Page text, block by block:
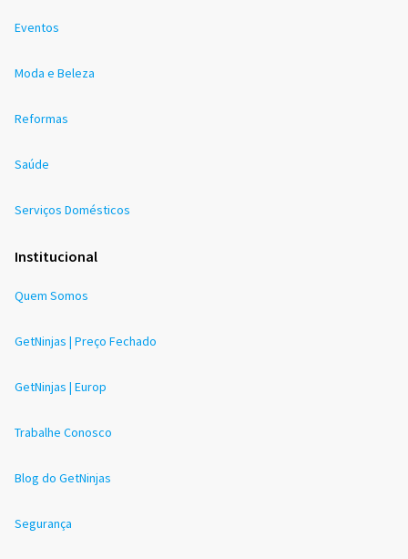
Eventos
Moda e Beleza
Reformas
Saúde
Serviços Domésticos
Institucional
Quem Somos
GetNinjas | Preço Fechado
GetNinjas | Europ
Trabalhe Conosco
Blog do GetNinjas
Segurança